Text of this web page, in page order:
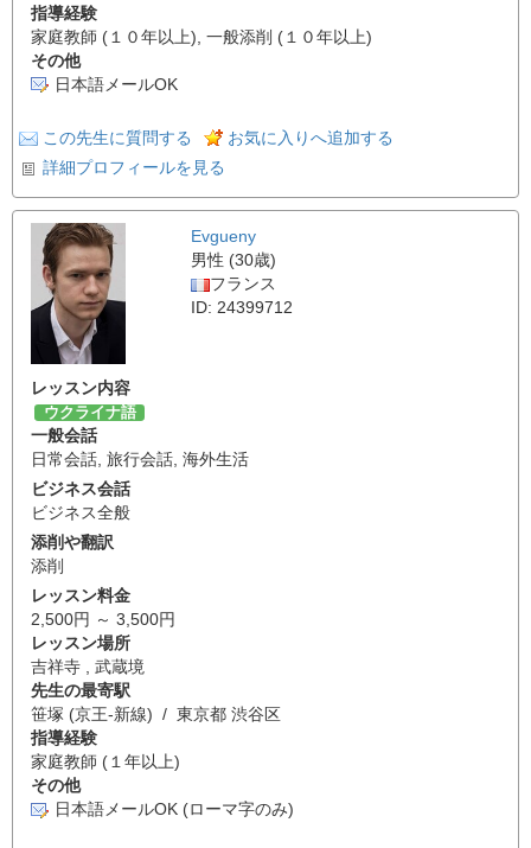
指導経験
家庭教師 (１０年以上), 一般添削 (１０年以上)
その他
日本語メールOK
この先生に質問する
お気に入りへ追加する
詳細プロフィールを見る
Evgueny
男性 (30歳)
フランス
ID: 24399712
レッスン内容
ウクライナ語
一般会話
日常会話, 旅行会話, 海外生活
ビジネス会話
ビジネス全般
添削や翻訳
添削
レッスン料金
2,500円 ～ 3,500円
レッスン場所
吉祥寺 , 武蔵境
先生の最寄駅
笹塚 (京王-新線) / 東京都 渋谷区
指導経験
家庭教師 (１年以上)
その他
日本語メールOK (ローマ字のみ)